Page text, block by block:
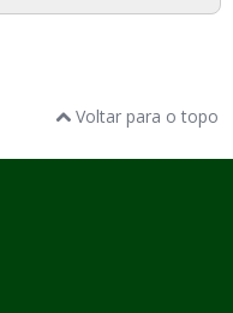
Voltar para o topo